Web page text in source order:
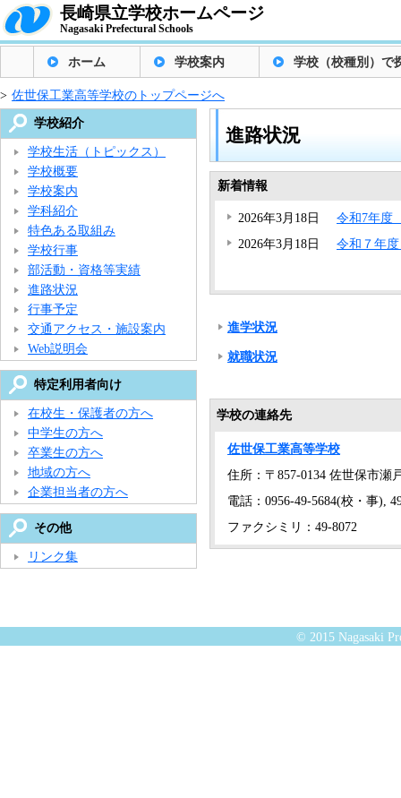
長崎県立学校ホームページ
Nagasaki Prefectural Schools
ホーム 学校案内 学校（校種別）で
> 佐世保工業高等学校のトップページへ
進路状況
新着情報
2026年3月18日
令和7年度
2026年3月18日
令和７年
進学状況
就職状況
学校の連絡先
佐世保工業高等学校
住所：〒857-0134 佐世保市瀬
電話：0956-49-5684(校・事),
ファクシミリ：49-8072
学校紹介
学校生活（トピックス）
学校概要
学校案内
学科紹介
特色ある取組み
学校行事
部活動・資格等実績
進路状況
行事予定
交通アクセス・施設案内
Web説明会
特定利用者向け
在校生・保護者の方へ
中学生の方へ
卒業生の方へ
地域の方へ
企業担当者の方へ
その他
リンク集
© 2015 Nagasaki